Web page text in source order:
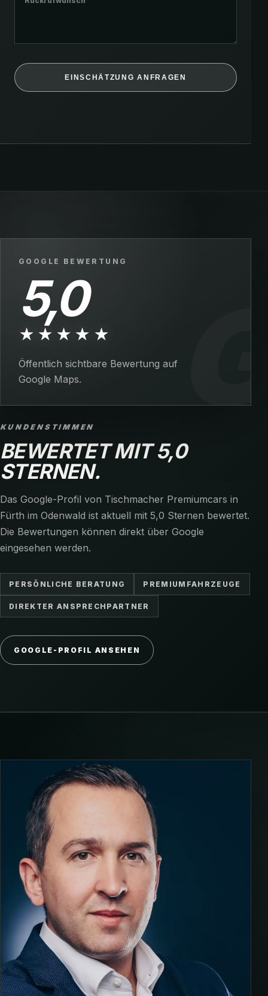
EINSCHÄTZUNG ANFRAGEN
GOOGLE BEWERTUNG
5,0
★★★★★
Öffentlich sichtbare Bewertung auf
Google Maps.
KUNDENSTIMMEN
BEWERTET MIT 5,0
STERNEN.
Das Google-Profil von Tischmacher Premiumcars in
Fürth im Odenwald ist aktuell mit 5,0 Sternen bewertet.
Die Bewertungen können direkt über Google
eingesehen werden.
PERSÖNLICHE BERATUNG PREMIUMFAHRZEUGE
DIREKTER ANSPRECHPARTNER
GOOGLE-PROFIL ANSEHEN